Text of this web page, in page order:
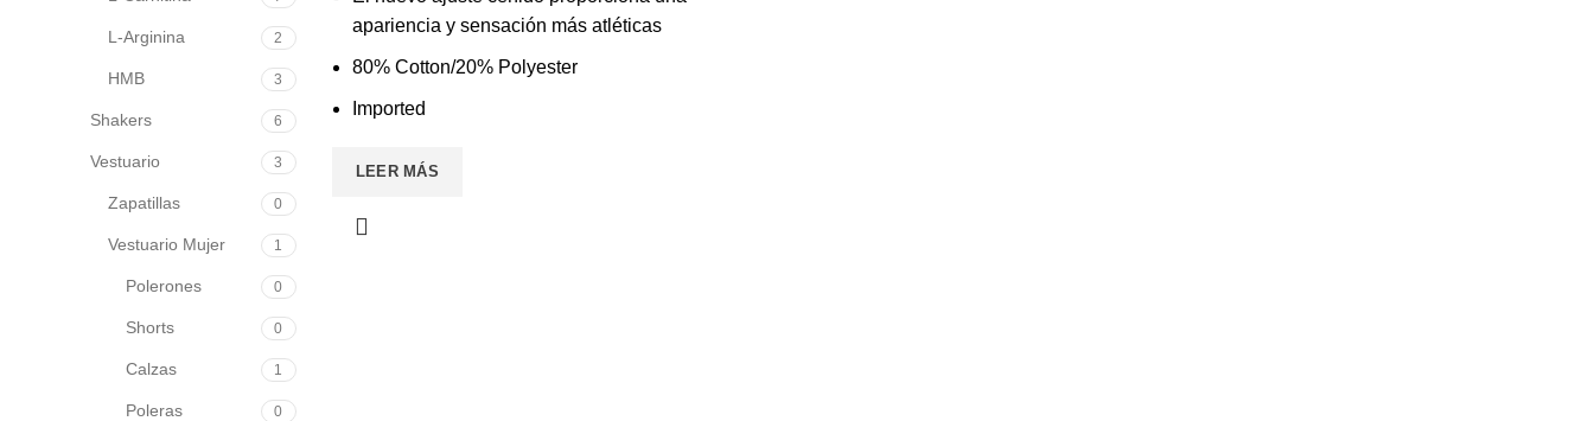
L-Arginina 2
HMB 3
Shakers 6
Vestuario 3
Zapatillas 0
Vestuario Mujer 1
Polerones 0
Shorts 0
Calzas 1
Poleras 0
apariencia y sensación más atléticas
80% Cotton/20% Polyester
Imported
LEER MÁS